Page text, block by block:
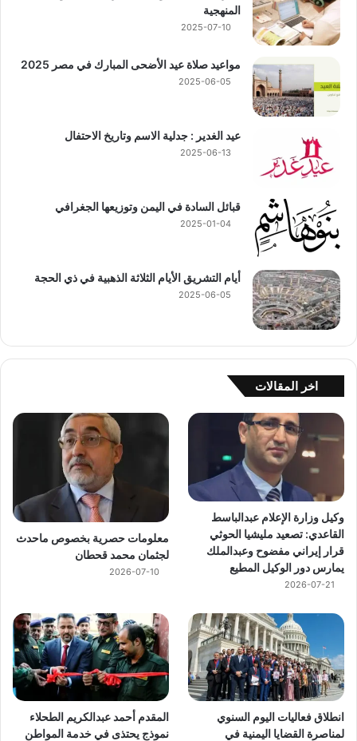
المنهجية
2025-07-10
مواعيد صلاة عيد الأضحى المبارك في مصر 2025
2025-06-05
عيد الغدير : جدلية الاسم وتاريخ الاحتفال
2025-06-13
قبائل السادة في اليمن وتوزيعها الجغرافي
2025-01-04
أيام التشريق الأيام الثلاثة الذهبية في ذي الحجة
2025-06-05
اخر المقالات
وكيل وزارة الإعلام عبدالباسط
القاعدي: تصعيد مليشيا الحوثي
قرار إيراني مفضوح وعبدالملك
يمارس دور الوكيل المطيع
2026-07-21
معلومات حصرية بخصوص ماحدث
لجثمان محمد قحطان
2026-07-10
انطلاق فعاليات اليوم السنوي
لمناصرة القضايا اليمنية في
المقدم أحمد عبدالكريم الطحلاء
نموذج يحتذى في خدمة المواطن